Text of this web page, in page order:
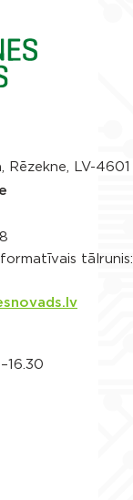
LV-4601
tālrunis: